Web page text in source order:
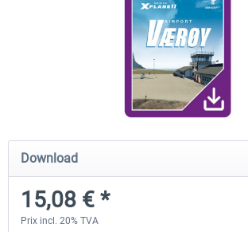
Airport Berlin Brandenburg V2 XP
30,20 € *
Download
15,08 € *
Prix incl. 20% TVA